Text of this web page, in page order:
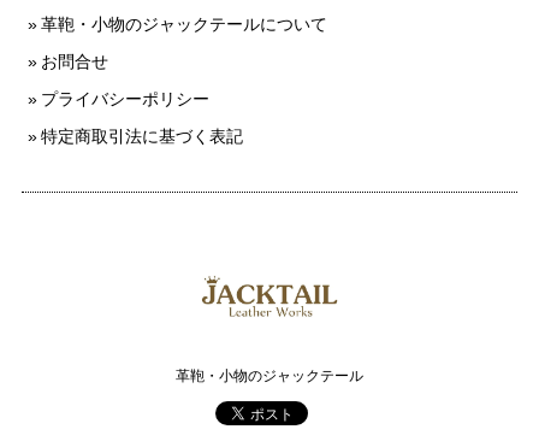
革鞄・小物のジャックテールについて
お問合せ
プライバシーポリシー
特定商取引法に基づく表記
革鞄・小物のジャックテール